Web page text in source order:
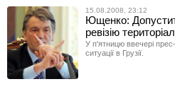
15.08.2008, 23:12
Ющенко:
ревізію
У п'ятницю ввечері
ситуації в Грузії.